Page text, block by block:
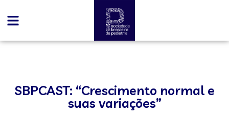
SBPCAST: “Crescimento normal e
suas variações”